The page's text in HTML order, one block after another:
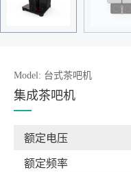
Model: 台式茶吧机
集成茶吧机
额定电压
额定频率